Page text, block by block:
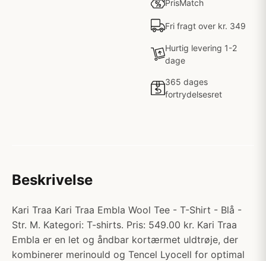
PrisMatch
Fri fragt over kr. 349
Hurtig levering 1-2
dage
365 dages
fortrydelsesret
Beskrivelse
Kari Traa Kari Traa Embla Wool Tee - T-Shirt - Blå -
Str. M. Kategori: T-shirts. Pris: 549.00 kr. Kari Traa
Embla er en let og åndbar kortærmet uldtrøje, der
kombinerer merinould og Tencel Lyocell for optimal